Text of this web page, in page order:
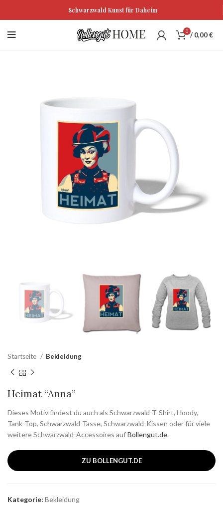
0 / 0,00€
Startseite Bekleidung
Heimat “Anna”
Dieses Motiv findest du auch als Schwarzwald-T-Shirt, Hoody,
Tank-Top, Schwarzwald-Tasse, Schwarzwald-Kissen oder für viele
weitere Schwarzwald-Accessoires aufBollengut.de.
ZU BOLLENGUT.DE
Kategorie: Bekleidung
Schwarzwald Kunst für Daheim